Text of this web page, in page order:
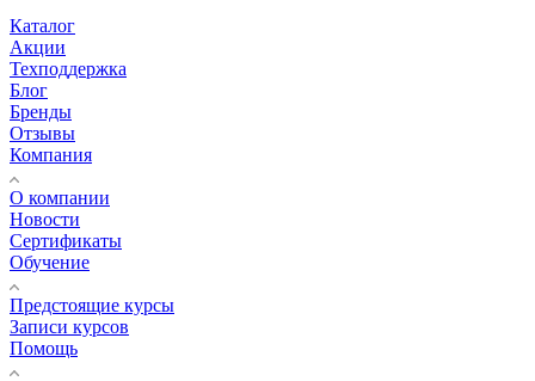
Каталог
Акции
Техподдержка
Блог
Бренды
Отзывы
Компания
О компании
Новости
Сертификаты
Обучение
Предстоящие курсы
Записи курсов
Помощь